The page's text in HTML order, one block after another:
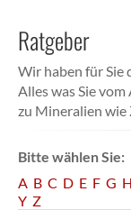
Ratgeber
Wir haben für Sie
Alles was Sie
zu Mineralien
Bitte wählen Sie:
A B C D E F G H
Y Z